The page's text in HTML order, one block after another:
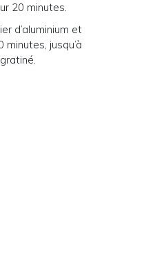
20 minutes.
d’aluminium et
jusqu’à